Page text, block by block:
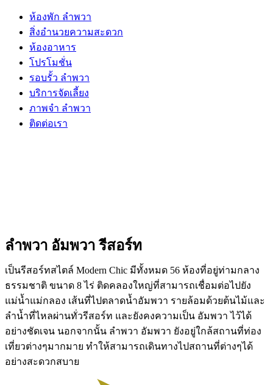
ห้องพัก ลำพวา
สิ่งอำนวยความสะดวก
ห้องอาหาร
โปรโมชั่น
รอบรั้ว ลำพวา
บริการจัดเลี้ยง
ภาพจำ ลำพวา
ติดต่อเรา
ลำพวา อัมพวา รีสอร์ท
เป็นรีสอร์ทสไตล์ Modern Chic มีทั้งหมด 56 ห้องที่อยู่ท่ามกลาง
ธรรมชาติ ขนาด 8 ไร่ ติดคลองใหญ่ที่สามารถเชื่อมต่อไปยัง
แม่น้ำแม่กลอง เส้นที่ไปตลาดน้ำอัมพวา รายล้อมด้วยต้นไม้และ
ลำน้ำที่ไหลผ่านทั่วรีสอร์ท และยังคงความเป็น อัมพวา ไว้ได้
อย่างชัดเจน นอกจากนั้น ลำพวา อัมพวา ยังอยู่ใกล้สถานที่ท่อง
เที่ยวต่างๆมากมาย ทำให้สามารถเดินทางไปสถานที่ต่างๆได้
อย่างสะดวกสบาย